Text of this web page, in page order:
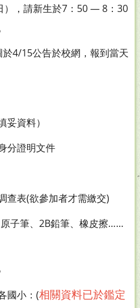
），請新生於7：50 — 8：30
4/15公告於校網，報到當天
妥資料）
分證明文件
查表(欲參加者才需繳交)
原子筆、2B鉛筆、橡皮擦……
國小：(相關資料已於鑑定